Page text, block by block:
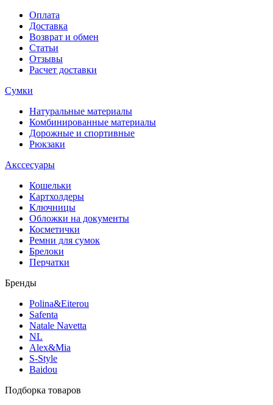
Оплата
Доставка
Возврат и обмен
Статьи
Отзывы
Расчет доставки
Сумки
Натуральные материалы
Комбинированные материалы
Дорожные и спортивные
Рюкзаки
Акссесуары
Кошельки
Картхолдеры
Ключницы
Обложки на документы
Косметички
Ремни для сумок
Брелоки
Перчатки
Бренды
Polina&Eiterou
Safenta
Natale Navetta
NL
Alex&Mia
S-Style
Baidou
Подборка товаров